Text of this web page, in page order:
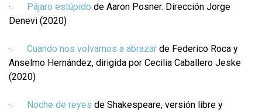
· Pájaro estúpido de Aaron Posner. Dirección Jorge
Denevi (2020)
· Cuando nos volvamos a abrazar de Federico Roca y
Anselmo Hernández, dirigida por Cecilia Caballero Jeske
(2020)
· Noche de reyes de Shakespeare, versión libre y